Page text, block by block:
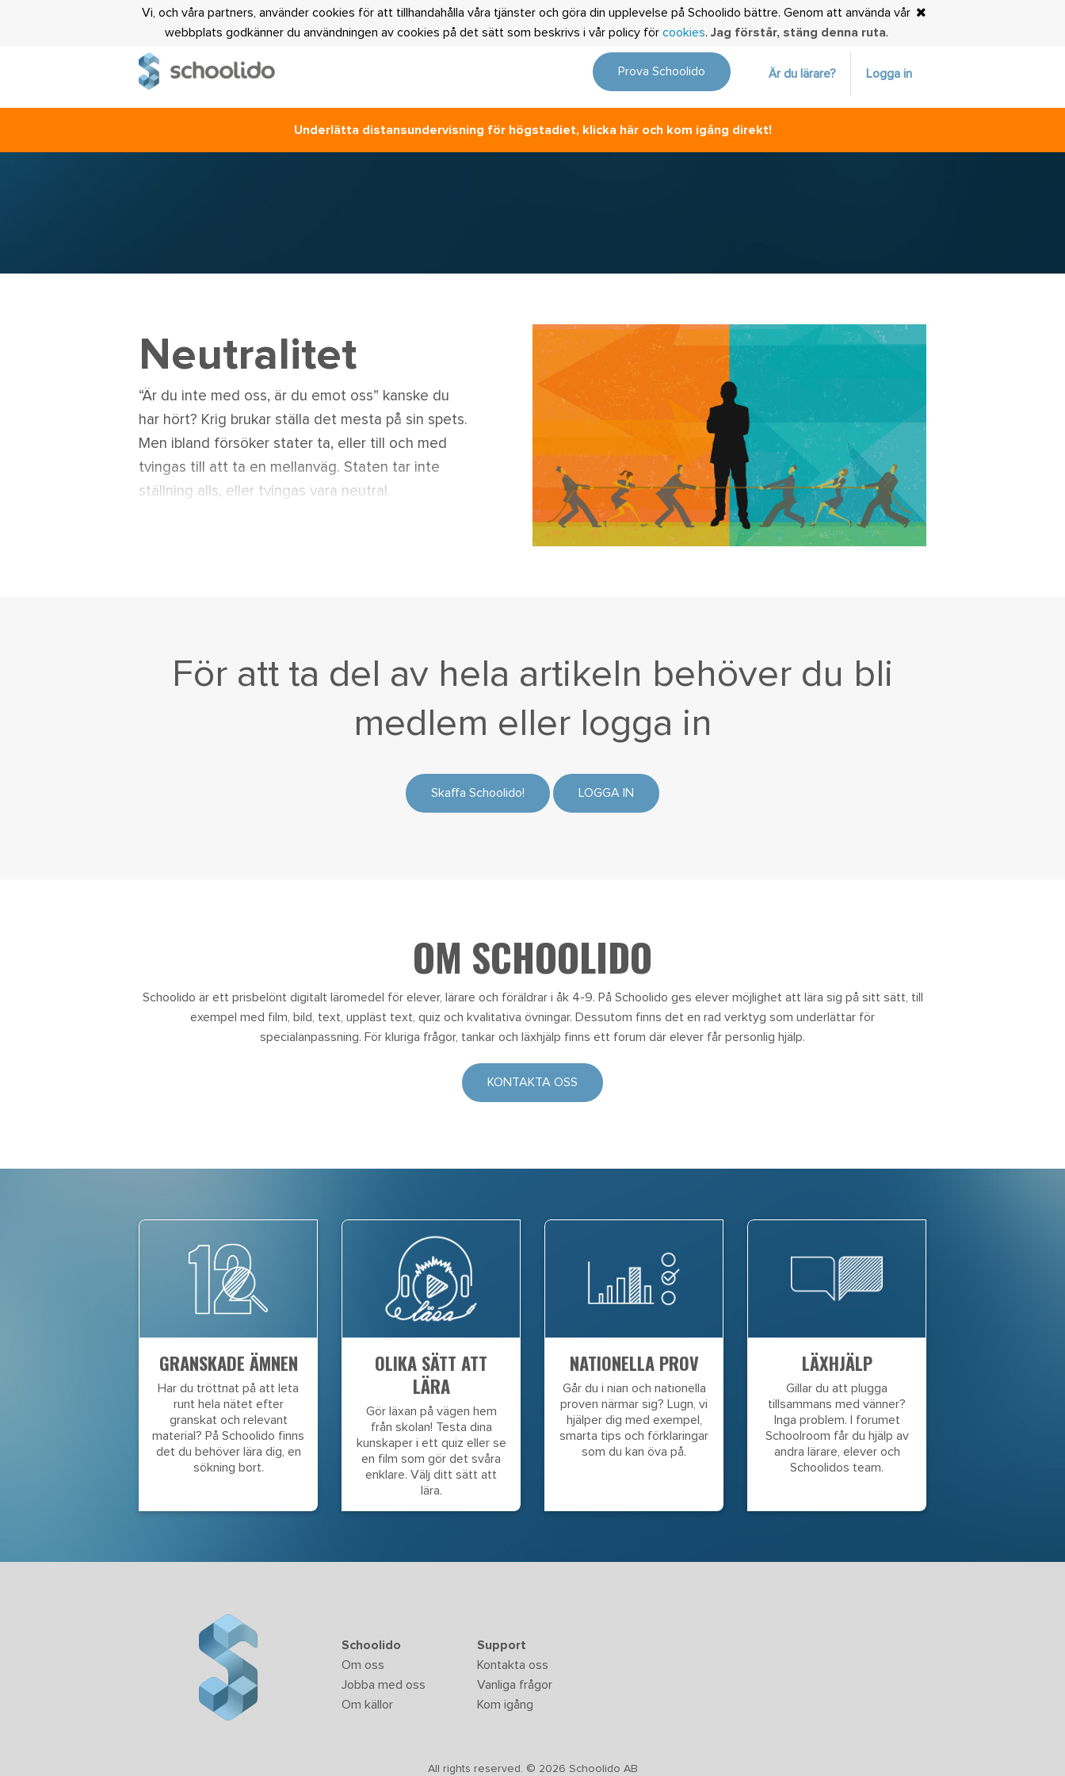
Vi, och våra partners, använder cookies för att tillhandahålla våra tjänster och göra din upplevelse på Schoolido bättre. Genom att använda vår
webbplats godkänner du användningen av cookies på det sätt som beskrivs i vår policy för cookies. Jag förstår, stäng denna ruta.
Prova Schoolido Är du lärare? Logga in
Underlätta distansundervisning för högstadiet, klicka här och kom igång direkt!
Neutralitet
“Är du inte med oss, är du emot oss” kanske du
har hört? Krig brukar ställa det mesta på sin spets.
Men ibland försöker stater ta, eller till och med
tvingas till att ta en mellanväg. Staten tar inte
ställning alls, eller tvingas vara neutral.
För att ta del av hela artikeln behöver du bli
medlem eller logga in
Skaffa Schoolido! LOGGA IN
OM SCHOOLIDO
Schoolido är ett prisbelönt digitalt läromedel för elever, lärare och föräldrar i åk 4-9. På Schoolido ges elever möjlighet att lära sig på sitt sätt, till
exempel med film, bild, text, uppläst text, quiz och kvalitativa övningar. Dessutom finns det en rad verktyg som underlättar för
specialanpassning. För kluriga frågor, tankar och läxhjälp finns ett forum där elever får personlig hjälp.
KONTAKTA OSS
GRANSKADE ÄMNEN
Har du tröttnat på att leta
runt hela nätet efter
granskat och relevant
material? På Schoolido finns
det du behöver lära dig, en
sökning bort.
OLIKA SÄTT ATT
LÄRA
Gör läxan på vägen hem
från skolan! Testa dina
kunskaper i ett quiz eller se
en film som gör det svåra
enklare. Välj ditt sätt att
lära.
NATIONELLA PROV
Går du i nian och nationella
proven närmar sig? Lugn, vi
hjälper dig med exempel,
smarta tips och förklaringar
som du kan öva på.
LÄXHJÄLP
Gillar du att plugga
tillsammans med vänner?
Inga problem. I forumet
Schoolroom får du hjälp av
andra lärare, elever och
Schoolidos team.
Schoolido
Om oss
Jobba med oss
Om källor
Support
Kontakta oss
Vanliga frågor
Kom igång
All rights reserved. © 2026 Schoolido AB